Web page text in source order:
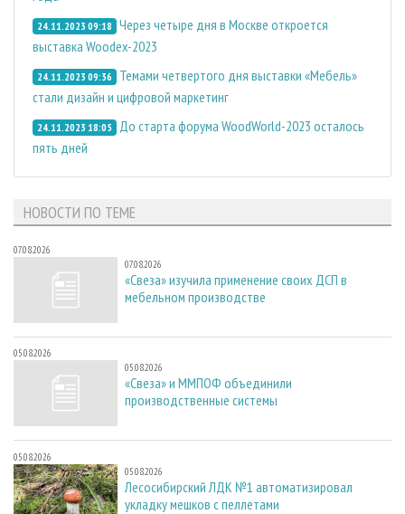
24.11.2023 09:18 Через четыре дня в Москве откроется
выставка Woodex-2023
24.11.2023 09:36
Темами четвертого дня выставки «Мебель»
стали дизайн и цифровой маркетинг
24.11.2023 18:05
До старта форума WoodWorld-2023 осталось
пять дней
НОВОСТИ ПО ТЕМЕ
07.08.2026
07.08.2026
«Свеза» изучила применение своих ДСП в
мебельном производстве
05.08.2026
05.08.2026
«Свеза» и ММПОФ объединили
производственные системы
05.08.2026
05.08.2026
Лесосибирский ЛДК №1 автоматизировал
укладку мешков с пеллетами